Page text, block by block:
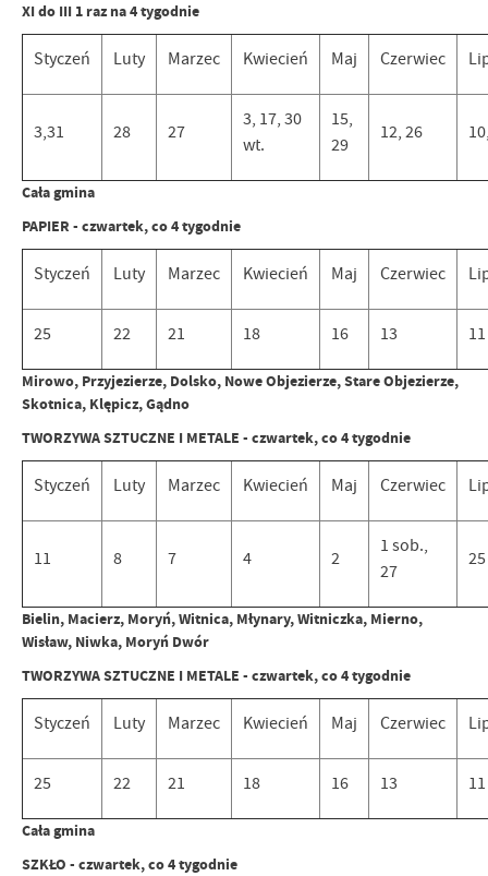
XI do III 1 raz na 4 tygodnie
Styczeń Luty Marzec Kwiecień Maj Czerwiec
3,31 28 27
3, 17, 30
wt.
15,
29
12, 26
Cała gmina
PAPIER - czwartek, co 4 tygodnie
Styczeń Luty Marzec Kwiecień Maj Czerwiec
25 22 21 18 16 13 11
Mirowo, Przyjezierze, Dolsko, Nowe Objezierze, Stare Objezierze,
Skotnica, Klępicz, Gądno
TWORZYWA SZTUCZNE I METALE - czwartek, co 4 tygodnie
Styczeń Luty Marzec Kwiecień Maj Czerwiec
11 8 7 4 2
1 sob.,
27
25
Bielin, Macierz, Moryń, Witnica, Młynary, Witniczka, Mierno,
Wisław, Niwka, Moryń Dwór
TWORZYWA SZTUCZNE I METALE - czwartek, co 4 tygodnie
Styczeń Luty Marzec Kwiecień Maj Czerwiec
25 22 21 18 16 13 11
Cała gmina
SZKŁO - czwartek, co 4 tygodnie